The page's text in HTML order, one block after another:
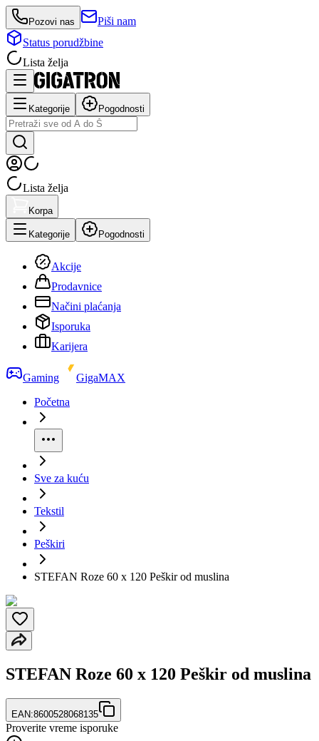
Pozovi nas
Piši nam
Status porudžbine
Lista želja
Kategorije Pogodnosti
Lista želja
Korpa
Kategorije Pogodnosti
Akcije
Prodavnice
Načini plaćanja
Isporuka
Karijera
Gaming
GigaMAX
Početna
Sve za kuću
Tekstil
Peškiri
STEFAN Roze 60 x 120 Peškir od muslina
STEFAN Roze 60 x 120 Peškir od muslina
EAN:8600528068135
Proverite vreme isporuke